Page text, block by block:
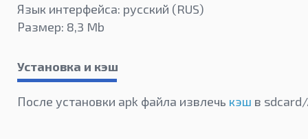
Язык интерфейса: русский (RUS)
Размер: 8,3 Mb
Установка и кэш
После установки apk файла извлечь кэш в